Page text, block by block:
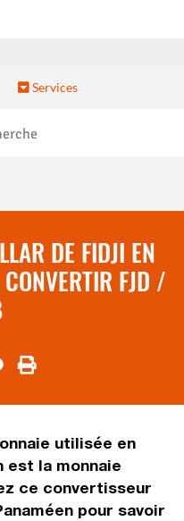
Services
DE FIDJI EN
FJD /
utilisée en
est la monnaie
ce convertisseur
pour savoir